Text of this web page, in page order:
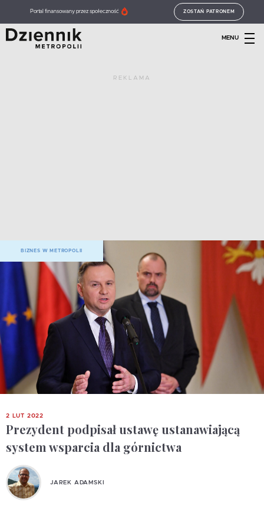
Portal finansowany przez społeczność ZOSTAŃ PATRONEM
MENU
REKLAMA
BIZNES W METROPOLII
2 LUT 2022
Prezydent podpisał ustawę ustanawiającą
system wsparcia dla górnictwa
JAREK ADAMSKI